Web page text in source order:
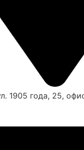
1905 года, 25,